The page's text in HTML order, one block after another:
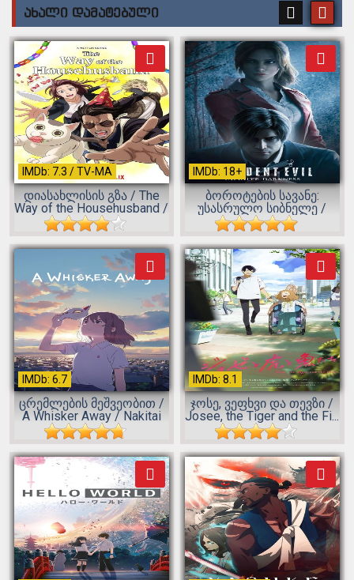
ᲐᲮᲐᲚᲘ ᲓᲐᲛᲐᲢᲔᲑᲣᲚᲘ
IMDb: 7.3 / TV-MA
დიასახლისის გზა / The
Way of the Househusband /
Gok...
IMDb: 18+
ბოროტების სავანე:
უსასრულო სიბნელე /
Resident Evil:...
IMDb: 6.7
ცრემლების მეშვეობით /
A Whisker Away / Nakitai
Wata...
IMDb: 8.1
ჯოსე, ვეფხვი და თევზი /
Josee, the Tiger and the Fi...